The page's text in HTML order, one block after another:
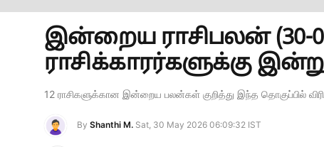
இன்றைய ராசிபலன் (30-
ராசிக்காரர்களுக்கு
12 ராசிகளுக்கான இன்றைய பலன்கள் குறித்து இந்த தொகுப்பில்
By Shanthi M. Sat, 30 May 2026 06:09:32 IST